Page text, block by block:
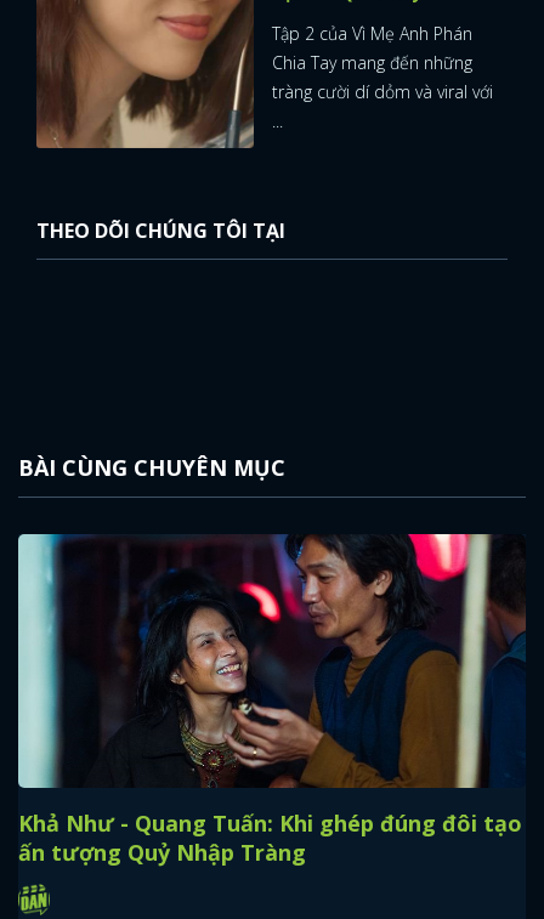
Tập 2 của Vì Mẹ Anh Phán
Chia Tay mang đến những
tràng cười dí dỏm và viral với
...
THEO DÕI CHÚNG TÔI TẠI
BÀI CÙNG CHUYÊN MỤC
Khả Như - Quang Tuấn: Khi ghép đúng đôi tạo
ấn tượng Quỷ Nhập Tràng